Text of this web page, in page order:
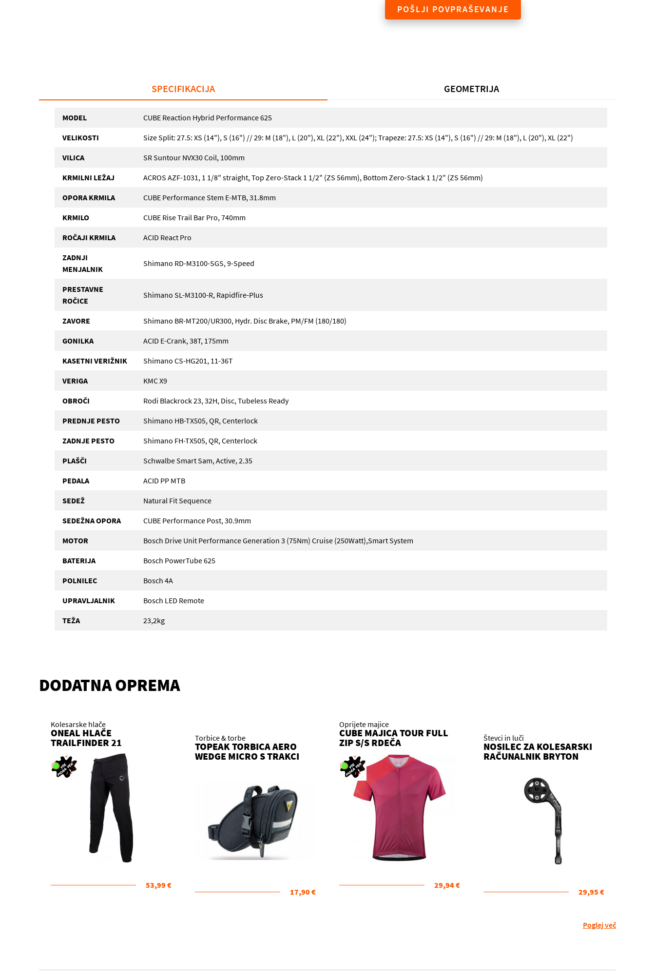
POŠLJI POVPRAŠEVANJE
SPECIFIKACIJA GEOMETRIJA
MODEL CUBE Reaction Hybrid Performance 625
VELIKOSTI Size Split: 27.5: XS (14"), S (16") // 29: M (18"), L (20"), XL (22"), XXL (24"); Trapeze: 27.5: XS (14"), S (16") // 29: M (18"), L (20"), XL (22")
VILICA SR Suntour NVX30 Coil, 100mm
KRMILNI LEŽAJ ACROS AZF-1031, 1 1/8" straight, Top Zero-Stack 1 1/2" (ZS 56mm), Bottom Zero-Stack 1 1/2" (ZS 56mm)
OPORA KRMILA CUBE Performance Stem E-MTB, 31.8mm
KRMILO CUBE Rise Trail Bar Pro, 740mm
ROČAJI KRMILA ACID React Pro
ZADNJI
MENJALNIK
Shimano RD-M3100-SGS, 9-Speed
PRESTAVNE
ROČICE
Shimano SL-M3100-R, Rapidfire-Plus
ZAVORE Shimano BR-MT200/UR300, Hydr. Disc Brake, PM/FM (180/180)
GONILKA ACID E-Crank, 38T, 175mm
KASETNI VERIŽNIK Shimano CS-HG201, 11-36T
VERIGA KMC X9
OBROČI Rodi Blackrock 23, 32H, Disc, Tubeless Ready
PREDNJE PESTO Shimano HB-TX505, QR, Centerlock
ZADNJE PESTO Shimano FH-TX505, QR, Centerlock
PLAŠČI Schwalbe Smart Sam, Active, 2.35
PEDALA ACID PP MTB
SEDEŽ Natural Fit Sequence
SEDEŽNA OPORA CUBE Performance Post, 30.9mm
MOTOR Bosch Drive Unit Performance Generation 3 (75Nm) Cruise (250Watt),Smart System
BATERIJA Bosch PowerTube 625
POLNILEC Bosch 4A
UPRAVLJALNIK Bosch LED Remote
TEŽA 23,2kg
DODATNA OPREMA
Kolesarske hlače
ONEAL HLAČE
TRAILFINDER 21
53,99 €
Torbice & torbe
TOPEAK TORBICA AERO
WEDGE MICRO S TRAKCI
17,90 €
Oprijete majice
CUBE MAJICA TOUR FULL
ZIP S/S RDEČA
29,94 €
Števci in luči
NOSILEC ZA KOLESARSKI
RAČUNALNIK BRYTON
29,95 €
Poglej več